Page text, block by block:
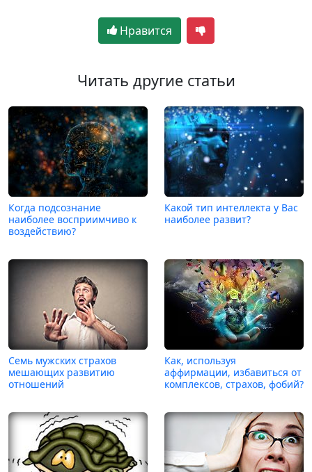
Нравится
Читать другие статьи
Когда подсознание
наиболее восприимчиво к
воздействию?
Какой тип интеллекта у Вас
наиболее развит?
Семь мужских страхов
мешающих развитию
отношений
Как, используя
аффирмации, избавиться от
комплексов, страхов, фобий?